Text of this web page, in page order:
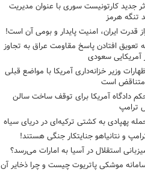
جدید کارتونیست سوری با عنوان مدیریت
تنگه هرمز
قدرت ایران، امنیت پایدار و بومی آن است!
تعویق افتادن پاسخ مقاومت عراق به تجاوز
آمریکایی سعودی
وزیر خزانه‌داری آمریکا با مواضع قبلی
است
دادگاه آمریکا برای توقف ساخت سالن
ترامپ
پهپادی به کشتی ترکیه‌ای در دریای سیاه
و نتانیاهو جنایتکار جنگی هستند!
استقلال در آسیا به امارات می‌رسد؟
موشکی پاتریوت چیست و چرا ذخایر آن